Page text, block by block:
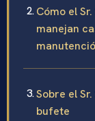
Cómo el
manejan
Sobre el
bufete